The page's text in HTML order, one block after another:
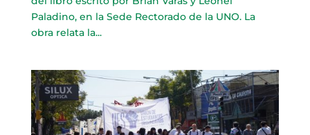
Paladino, en la Sede Rectorado de la UNO. La
obra relata la...